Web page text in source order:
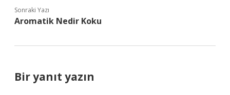
Sonraki Yazı
Aromatik Nedir Koku
Bir yanıt yazın